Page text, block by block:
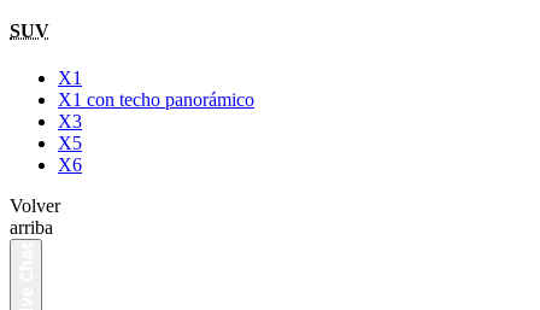
SUV
X1
X1 con techo panorámico
X3
X5
X6
Volver
arriba